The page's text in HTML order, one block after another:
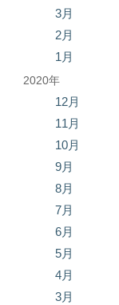
3月
2月
1月
2020年
12月
11月
10月
9月
8月
7月
6月
5月
4月
3月